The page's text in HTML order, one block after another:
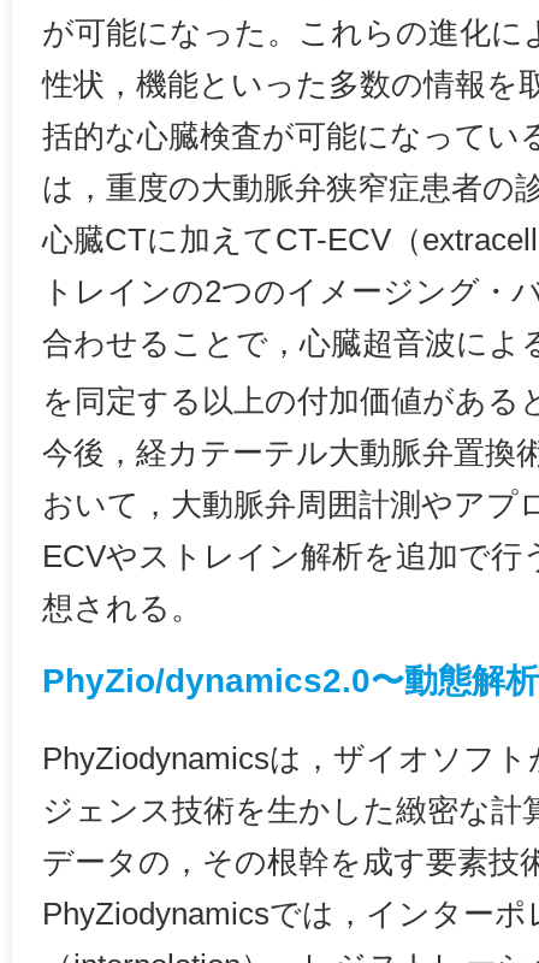
が可能になった。これらの進化に
性状，機能といった多数の情報を
括的な心臓検査が可能になってい
は，重度の大動脈弁狭窄症患者の
心臓CTに加えてCT-ECV（
トレインの2つのイメージング・
合わせることで，心臓超音波によ
を同定する以上の付加価値がある
今後，経カテーテル大動脈弁置換
おいて，大動脈弁周囲計測やアプ
ECVやストレイン解析を追加で行
想される。
PhyZio/dynamics2.0〜動態解
PhyZiodynamicsは，ザイオソフ
ジェンス技術を生かした緻密な計
データの，その根幹を成す要素技
PhyZiodynamicsでは，インター